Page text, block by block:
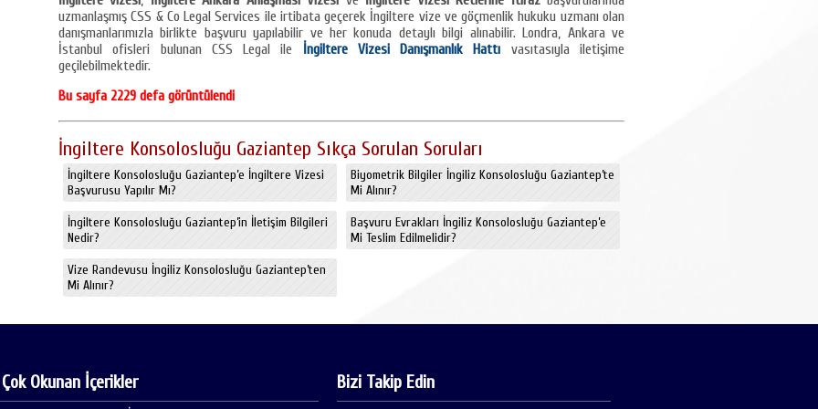
uzmanlaşmış CSS & Co Legal Services ile irtibata geçerek İngiltere vize ve göçmenlik hukuku uzmanı olan
danışmanlarımızla birlikte başvuru yapılabilir ve her konuda detaylı bilgi alınabilir. Londra, Ankara ve
İstanbul ofisleri bulunan CSS Legal ile İngiltere Vizesi Danışmanlık Hattı vasıtasıyla iletişime
geçilebilmektedir.
Bu sayfa 2229 defa görüntülendi
İngiltere Konsolosluğu Gaziantep Sıkça Sorulan Soruları
İngiltere Konsolosluğu Gaziantep’e İngiltere Vizesi
Başvurusu Yapılır Mı?
İngiltere Konsolosluğu Gaziantep’in İletişim Bilgileri
Nedir?
Vize Randevusu İngiliz Konsolosluğu Gaziantep’ten
Mi Alınır?
Biyometrik Bilgiler İngiliz Konsolosluğu Gaziantep’te
Mi Alınır?
Başvuru Evrakları İngiliz Konsolosluğu Gaziantep’e
Mi Teslim Edilmelidir?
Okunan İçerikler Bizi Takip Edin